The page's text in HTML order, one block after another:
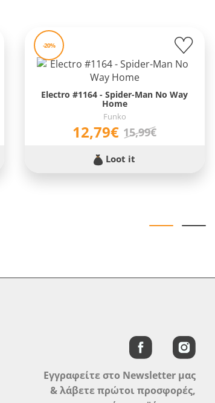
-20%
Electro #1164 - Spider-Man No Way
Home
Funko
12,79€ 15,99€
Loot it
Εγγραφείτε στο Newsletter μας
& λάβετε πρώτοι προσφορές,